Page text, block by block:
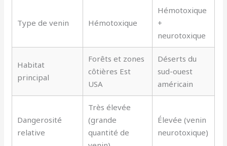
Type de venin Hémotoxique
Hémotoxique
+
neurotoxique
Habitat
principal
Forêts et zones
côtières Est
USA
Déserts du
sud-ouest
américain
Dangerosité
relative
Très élevée
(grande
quantité de
Élevée (venin
neurotoxique)